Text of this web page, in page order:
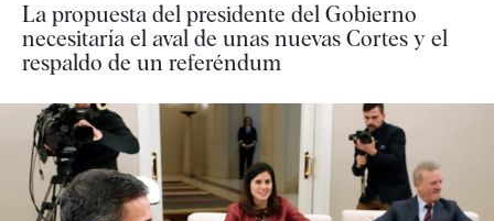
La propuesta del presidente del Gobierno
necesitaría el aval de unas nuevas Cortes y el
respaldo de un referéndum